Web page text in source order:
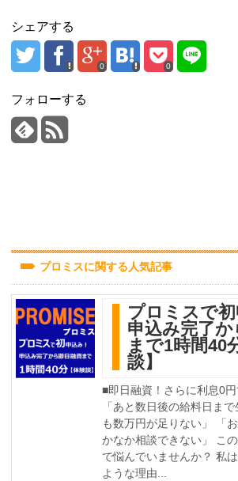
シェアする
0 0
フォローする
プロミスに関する人気記事
プロミスで初
申込み完了
まで1時間40
談】
■即日融資！さらに利息0
「あと数日後の給料日ま
も数万円が足りない」 「
かなか相談できない」 こ
で悩んでいませんか？ 私
ような理由...